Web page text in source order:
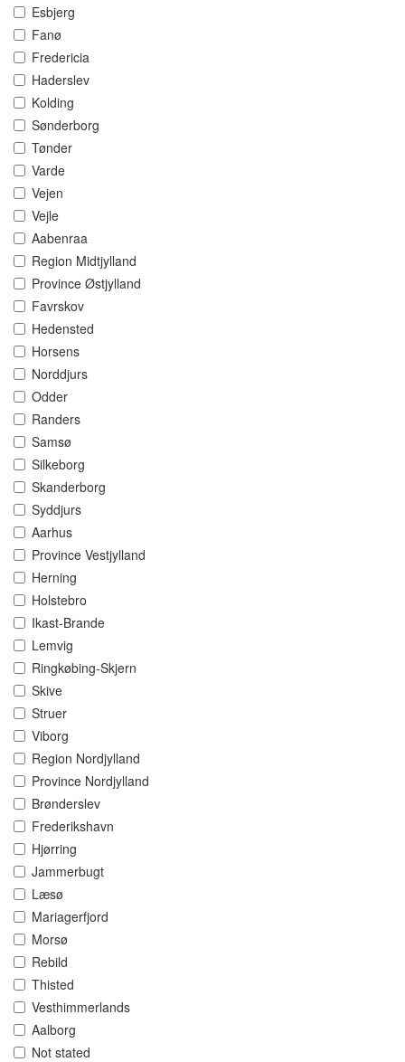
Esbjerg
Fanø
Fredericia
Haderslev
Kolding
Sønderborg
Tønder
Varde
Vejen
Vejle
Aabenraa
Region Midtjylland
Province Østjylland
Favrskov
Hedensted
Horsens
Norddjurs
Odder
Randers
Samsø
Silkeborg
Skanderborg
Syddjurs
Aarhus
Province Vestjylland
Herning
Holstebro
Ikast-Brande
Lemvig
Ringkøbing-Skjern
Skive
Struer
Viborg
Region Nordjylland
Province Nordjylland
Brønderslev
Frederikshavn
Hjørring
Jammerbugt
Læsø
Mariagerfjord
Morsø
Rebild
Thisted
Vesthimmerlands
Aalborg
Not stated